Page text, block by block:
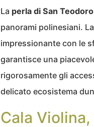
La perla di San Teodoro
panorami polinesiani.
impressionante con le
garantisce una
rigorosamente gli
delicato ecosistema
Cala